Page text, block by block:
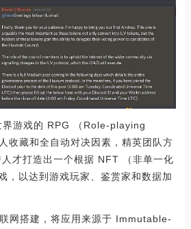
游戏的 RPG （Role-playing
收藏和全自动对决因素，精英团队方
才打造出一个根据 NFT （非单一化
，以达到游戏玩家、鉴赏家和数据加
网搭建，将应用来源于 Immutable-